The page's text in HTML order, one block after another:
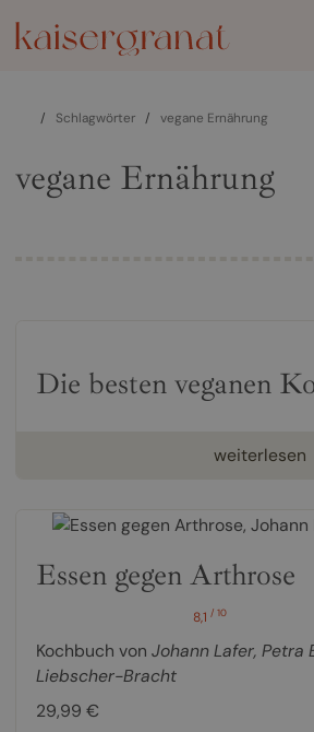
/ Schlagwörter / vegane Ernährung
vegane Ernährung
Die besten veganen
weiterlesen
Essen gegen Arthrose
8,1/ 10
Kochbuch von Johann Lafer, Petra
Liebscher-Bracht
29,99 €